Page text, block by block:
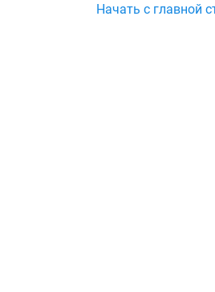
Начать с главной